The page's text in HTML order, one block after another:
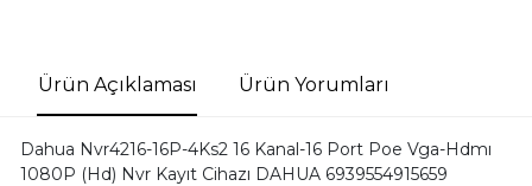
Ürün Açıklaması Ürün Yorumları
Dahua Nvr4216-16P-4Ks2 16 Kanal-16 Port Poe Vga-Hdmı
1080P (Hd) Nvr Kayıt Cihazı DAHUA 6939554915659